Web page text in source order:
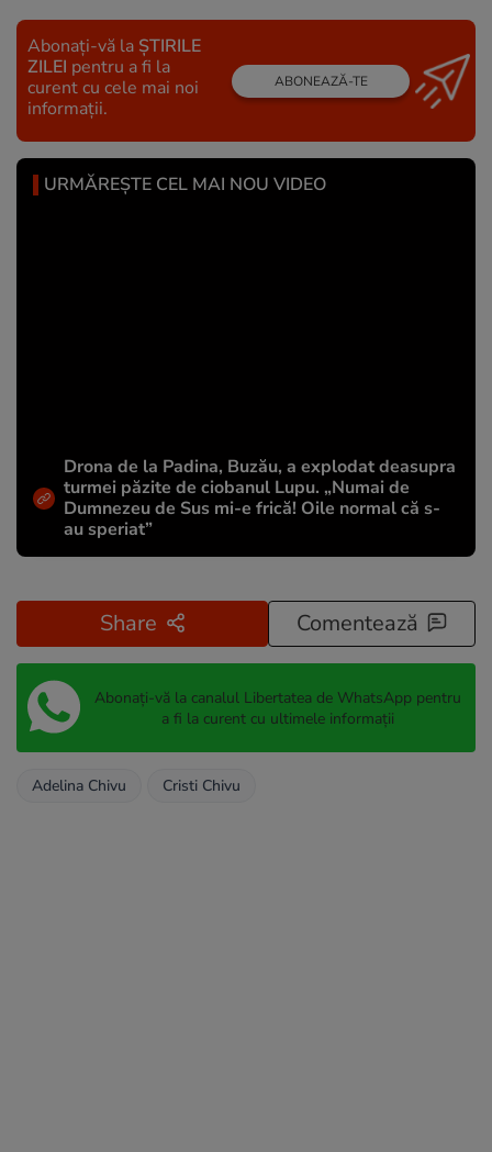
Abonați-vă la ȘTIRILE
ZILEI pentru a fi la
curent cu cele mai noi
informații.
ABONEAZĂ-TE
URMĂREȘTE CEL MAI NOU VIDEO
Drona de la Padina, Buzău, a explodat deasupra
turmei păzite de ciobanul Lupu. „Numai de
Dumnezeu de Sus mi-e frică! Oile normal că s-
au speriat”
Share Comentează
Abonați-vă la canalul Libertatea de WhatsApp pentru
a fi la curent cu ultimele informații
Adelina Chivu Cristi Chivu